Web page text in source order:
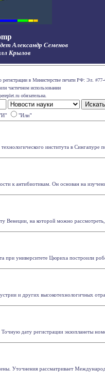
Александр Семенов
Крылов
регистрации в Министерстве печати РФ: Эл. #77-
частичном использовании
обязательна.
"Или"
института в Сингапуре
к антибиотикам. Он основан на
на которой можно рассмотреть,
при университете Цюриха построили
и других высокотехнологичных
дату регистрации экзопланеты
Уточнения рассматривает